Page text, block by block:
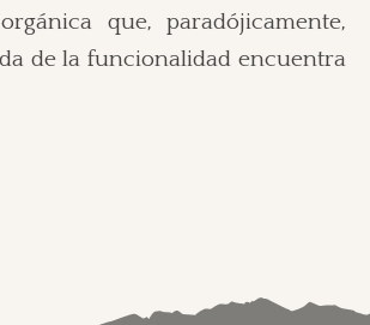
que, paradójicamente,
de la funcionalidad encuentra